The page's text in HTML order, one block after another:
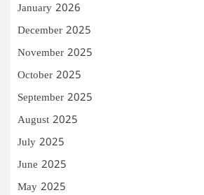
January 2026
December 2025
November 2025
October 2025
September 2025
August 2025
July 2025
June 2025
May 2025